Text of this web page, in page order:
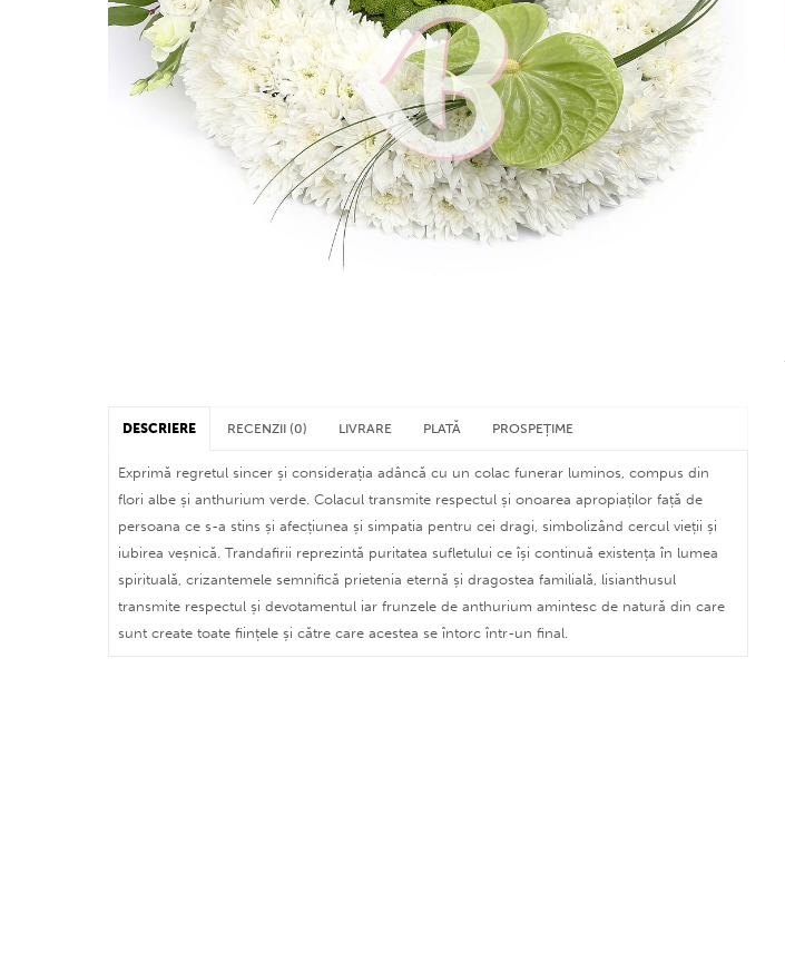
DESCRIERE RECENZII (0) LIVRARE PLATĂ PROSPEȚIME
Exprimă regretul sincer și considerația adâncă cu un colac funerar luminos, compus din
flori albe și anthurium verde. Colacul transmite respectul și onoarea apropiaților față de
persoana ce s-a stins și afecțiunea și simpatia pentru cei dragi, simbolizând cercul vieții și
iubirea veșnică. Trandafirii reprezintă puritatea sufletului ce își continuă existența în lumea
spirituală, crizantemele semnifică prietenia eternă și dragostea familială, lisianthusul
transmite respectul și devotamentul iar frunzele de anthurium amintesc de natură din care
sunt create toate ființele și către care acestea se întorc într-un final.